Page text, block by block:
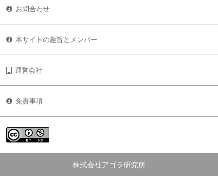
お問合わせ
本サイトの趣旨とメンバー
運営会社
免責事項
株式会社アゴラ研究所